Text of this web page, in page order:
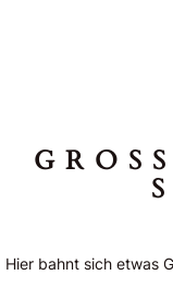
Hier bahnt sich etwas